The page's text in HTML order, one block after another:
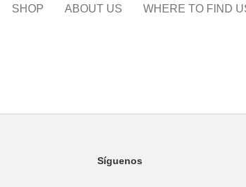
SHOP ABOUT US WHERE TO FIND
Síguenos